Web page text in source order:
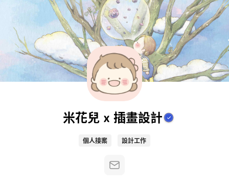
米花兒 x 插畫設計
個人接案 設計工作